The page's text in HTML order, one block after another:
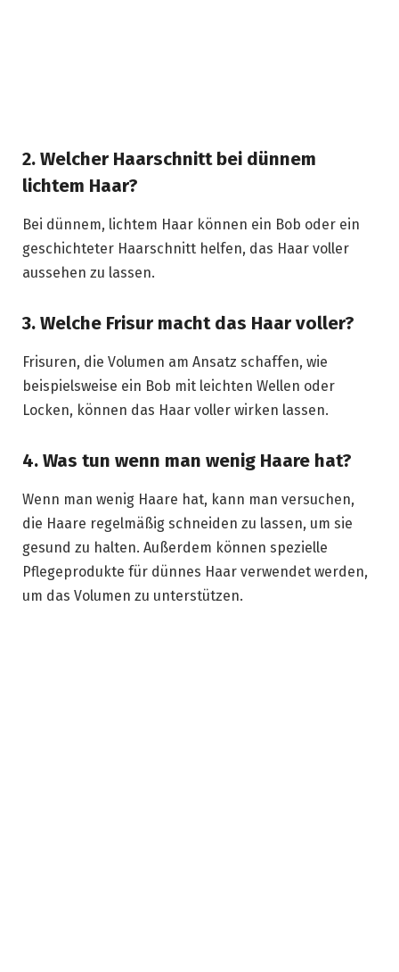
2. Welcher Haarschnitt bei dünnem
lichtem Haar?
Bei dünnem, lichtem Haar können ein Bob oder ein
geschichteter Haarschnitt helfen, das Haar voller
aussehen zu lassen.
3. Welche Frisur macht das Haar voller?
Frisuren, die Volumen am Ansatz schaffen, wie
beispielsweise ein Bob mit leichten Wellen oder
Locken, können das Haar voller wirken lassen.
4. Was tun wenn man wenig Haare hat?
Wenn man wenig Haare hat, kann man versuchen,
die Haare regelmäßig schneiden zu lassen, um sie
gesund zu halten. Außerdem können spezielle
Pflegeprodukte für dünnes Haar verwendet werden,
um das Volumen zu unterstützen.